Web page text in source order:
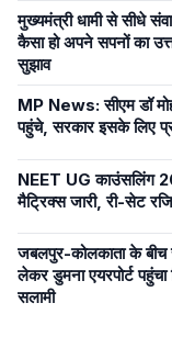
मुख्यमंत्री धामी से सीधे
कैसा हो अपने सपनों का
सुझाव
MP News: सीएम डॉ
पहुंचे, सरकार इसके लिए
NEET UG काउंसलिंग
मैट्रिक्स जारी, री-सेट
जबलपुर-कोलकाता के बीच
लेकर डुमना एयरपोर्ट पहुंचा
सलामी